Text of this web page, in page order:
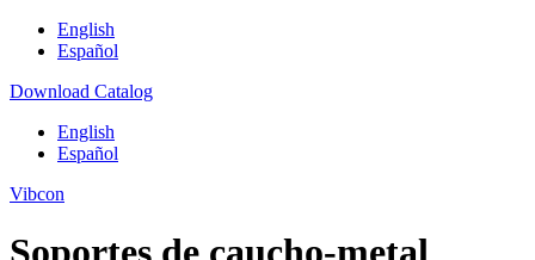
English
Español
Download Catalog
English
Español
Vibcon